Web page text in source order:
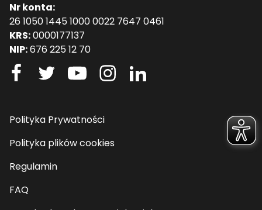
Nr konta:
26 1050 1445 1000 0022 7647 0461
KRS:0000177137
NIP:676 225 12 70
Polityka Prywatności
Polityka plików cookies
Regulamin
FAQ